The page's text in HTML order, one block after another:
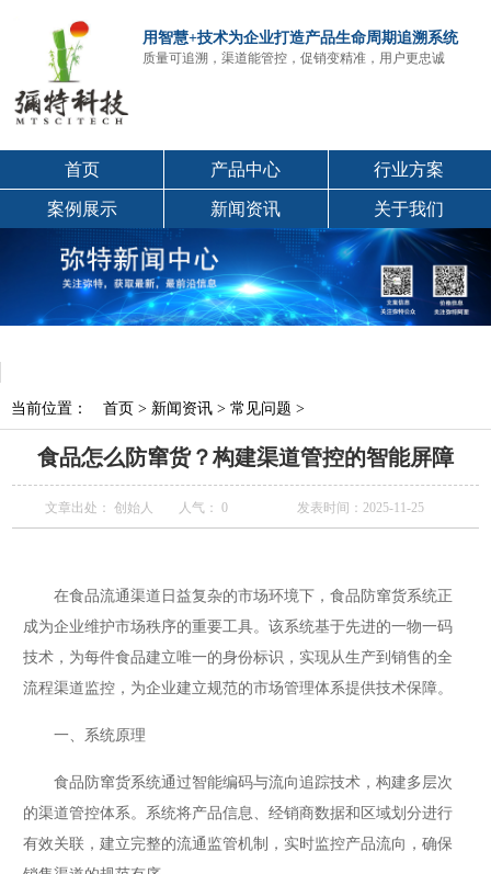
用智慧+技术为企业打造产品生命周期追溯系统
质量可追溯，渠道能管控，促销变精准，用户更忠诚
首页 产品中心 行业方案
案例展示 新闻资讯 关于我们
当前位置： 首页 > 新闻资讯 > 常见问题 >
食品怎么防窜货？构建渠道管控的智能屏障
文章出处： 创始人 人气： 0 发表时间：2025-11-25
在食品流通渠道日益复杂的市场环境下，食品防窜货系统正
成为企业维护市场秩序的重要工具。该系统基于先进的一物一码
技术，为每件食品建立唯一的身份标识，实现从生产到销售的全
流程渠道监控，为企业建立规范的市场管理体系提供技术保障。
一、系统原理
食品防窜货系统通过智能编码与流向追踪技术，构建多层次
的渠道管控体系。系统将产品信息、经销商数据和区域划分进行
有效关联，建立完整的流通监管机制，实时监控产品流向，确保